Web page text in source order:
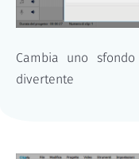
Cambia uno
divertente